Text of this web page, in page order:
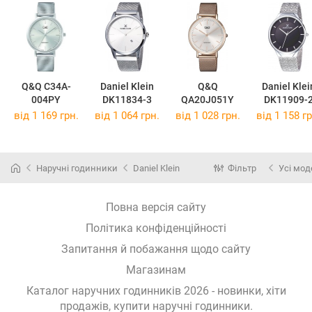
Q&Q C34A-
004PY
Daniel Klein
DK11834-3
Q&Q
QA20J051Y
Daniel
DK11909-
від 1 169 грн. від 1 064 грн. від 1 028 грн. від 1 158
Наручні годинники Daniel Klein Фільтр Усі
Повна версія сайту
Політика конфіденційності
Запитання й побажання щодо сайту
Магазинам
Каталог наручних годинників 2026 - новинки, хіти
продажів, купити наручні годинники.